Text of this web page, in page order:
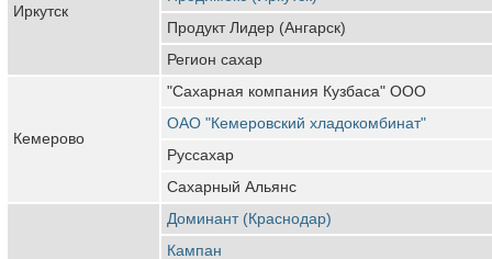
Иркутск
Продукт Лидер (Ангарск)
Регион сахар
Кемерово
"Сахарная компания Кузбаса" ООО
ОАО "Кемеровский хладокомбинат"
Руссахар
Сахарный Альянс
Доминант (Краснодар)
Кампан